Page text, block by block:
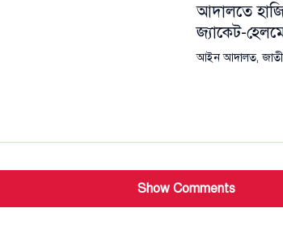
আদালতে
জ্যাকেট-
আইন আদালত,
Show Comments